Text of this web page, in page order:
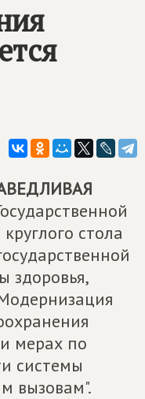
стола
здоровья,
мерах по
системы
вызовам".